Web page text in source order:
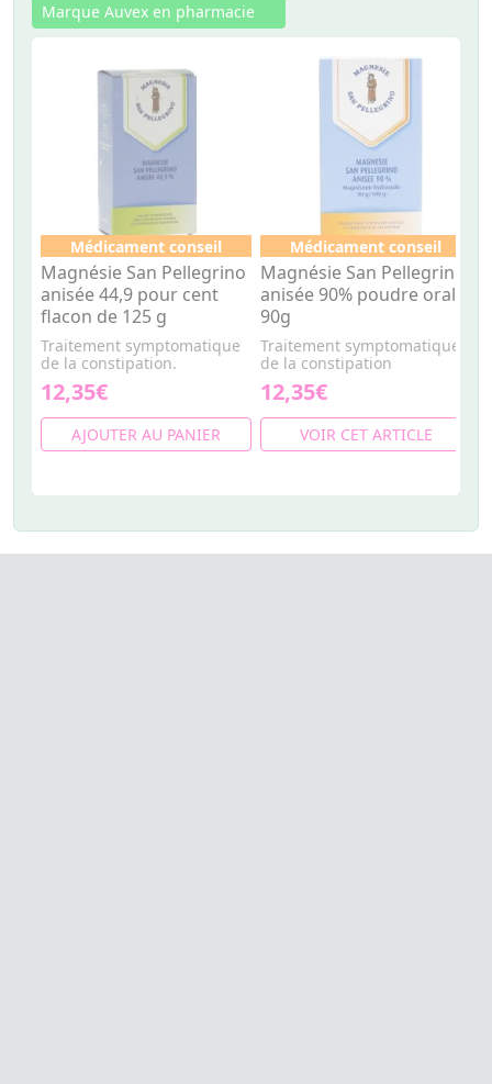
Marque Auvex en pharmacie
Médicament conseil
Magnésie San Pellegrino
anisée 44,9 pour cent
flacon de 125 g
Traitement symptomatique
de la constipation.
12,35€
AJOUTER AU PANIER
Médicament conseil
Magnésie San Pellegrino
anisée 90% poudre orale
90g
Traitement symptomatique
de la constipation
12,35€
VOIR CET ARTICLE